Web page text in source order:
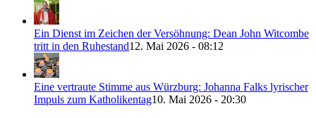
Ein Dienst im Zeichen der Versöhnung: Dean John Witcombe
tritt in den Ruhestand12. Mai 2026 - 08:12
Eine vertraute Stimme aus Würzburg: Johanna Falks lyrischer
Impuls zum Katholikentag10. Mai 2026 - 20:30